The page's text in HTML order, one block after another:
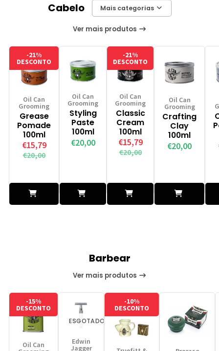
Carrinho Carrinho Carrinho Carrinho
Cabelo Mais categorias
Ver mais produtos
-21%
DESCONTO
Oil Can
Grooming
Grease
Pomade
100ml
€15,79
€20,00
Oil Can
Grooming
Styling
Paste
100ml
€20,00
Carrinho
-21%
DESCONTO
Oil Can
Grooming
Classic
Cream
100ml
€15,79
€20,00
Carrinho
Oil Can
Grooming
Crafting
Clay
100ml
€20,00
Barbear
Ver mais produtos
-15%
DESCONTO
Oil Can
ESGOTADO
Edwin
Jagger
-10%
DESCONTO